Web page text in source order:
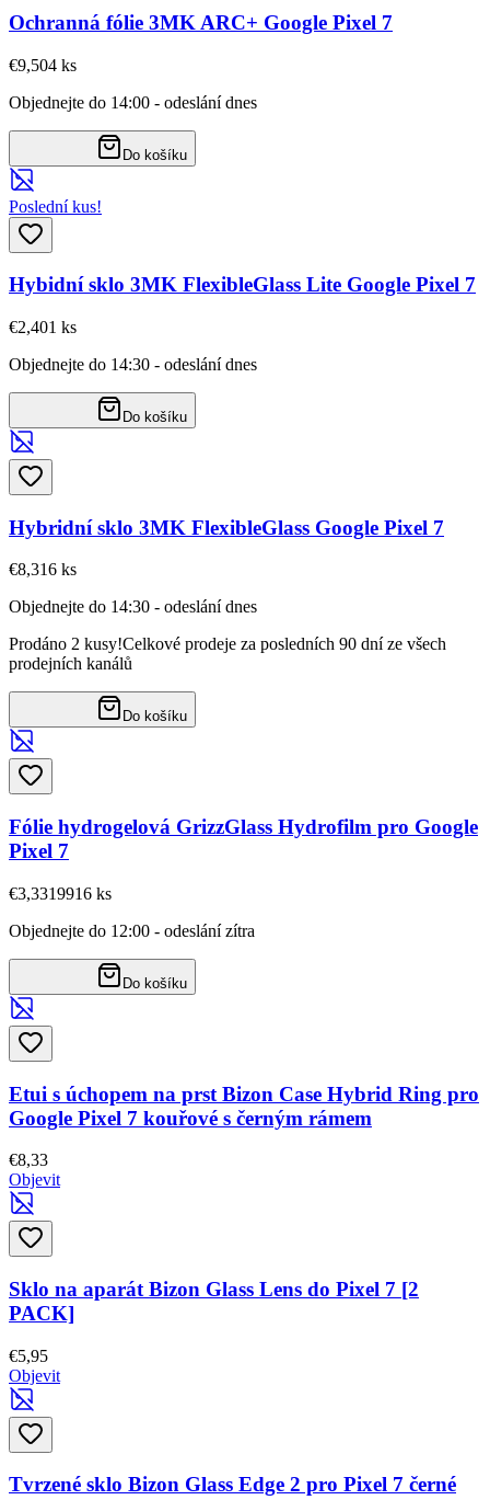
Ochranná fólie 3MK ARC+ Google Pixel 7
€9,504 ks
Objednejte do 14:00 - odeslání dnes
Do košíku
Poslední kus!
Hybidní sklo 3MK FlexibleGlass Lite Google Pixel 7
€2,401 ks
Objednejte do 14:30 - odeslání dnes
Do košíku
Hybridní sklo 3MK FlexibleGlass Google Pixel 7
€8,316 ks
Objednejte do 14:30 - odeslání dnes
Prodáno 2 kusy!Celkové prodeje za posledních 90 dní ze všech
prodejních kanálů
Do košíku
Fólie hydrogelová GrizzGlass Hydrofilm pro Google
Pixel 7
€3,3319916 ks
Objednejte do 12:00 - odeslání zítra
Do košíku
Etui s úchopem na prst Bizon Case Hybrid Ring pro
Google Pixel 7 kouřové s černým rámem
€8,33
Objevit
Sklo na aparát Bizon Glass Lens do Pixel 7 [2
PACK]
€5,95
Objevit
Tvrzené sklo Bizon Glass Edge 2 pro Pixel 7 černé